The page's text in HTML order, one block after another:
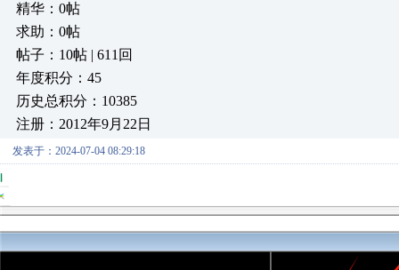
精华：0帖
求助：0帖
帖子：10帖 | 611回
年度积分：45
历史总积分：10385
注册：2012年9月22日
发表于：2024-07-04 08:29:18